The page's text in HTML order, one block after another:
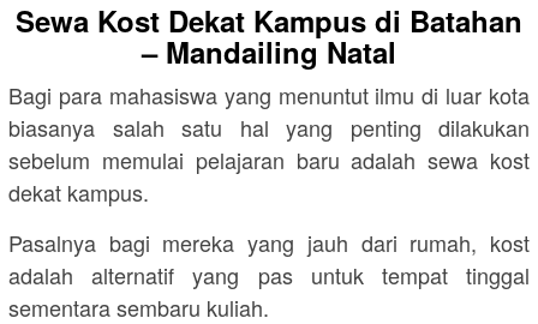
Sewa Kost Dekat Kampus di Batahan
– Mandailing Natal
Bagi para mahasiswa yang menuntut ilmu di luar kota
biasanya salah satu hal yang penting dilakukan
sebelum memulai pelajaran baru adalah sewa kost
dekat kampus.
Pasalnya bagi mereka yang jauh dari rumah, kost
adalah alternatif yang pas untuk tempat tinggal
sementara sembaru kuliah.